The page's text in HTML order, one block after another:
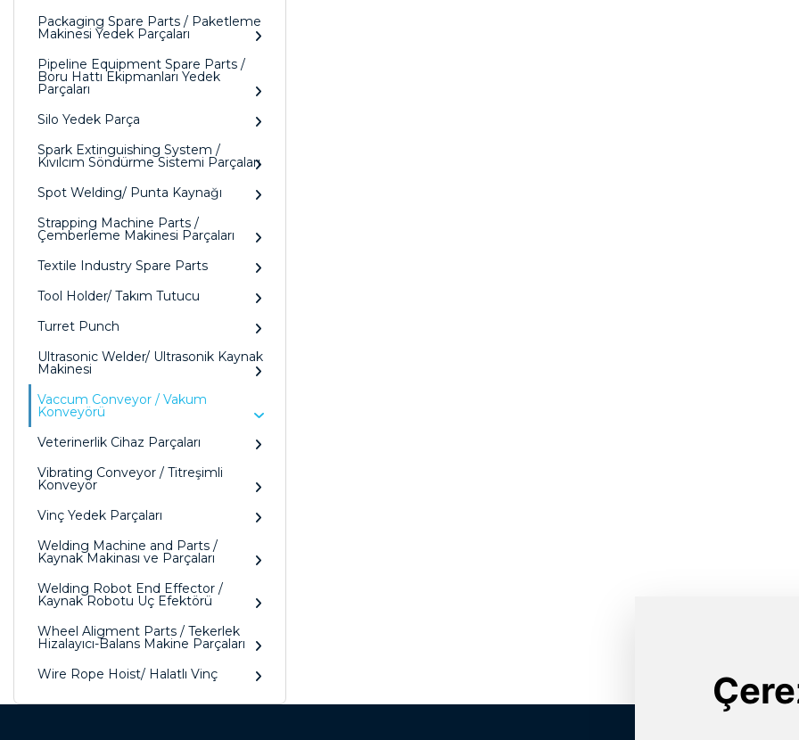
Packaging Spare Parts / Paketleme
Makinesi Yedek Parçaları
Pipeline Equipment Spare Parts /
Boru Hattı Ekipmanları Yedek
Parçaları
Silo Yedek Parça
Spark Extinguishing System /
Kıvılcım Söndürme Sistemi Parçaları
Spot Welding/ Punta Kaynağı
Strapping Machine Parts /
Çemberleme Makinesi Parçaları
Textile Industry Spare Parts
Tool Holder/ Takım Tutucu
Turret Punch
Ultrasonic Welder/ Ultrasonik Kaynak
Makinesi
Vaccum Conveyor / Vakum
Konveyörü
Veterinerlik Cihaz Parçaları
Vibrating Conveyor / Titreşimli
Konveyör
Vinç Yedek Parçaları
Welding Machine and Parts /
Kaynak Makinası ve Parçaları
Welding Robot End Effector /
Kaynak Robotu Uç Efektörü
Wheel Aligment Parts / Tekerlek
Hizalayıcı-Balans Makine Parçaları
Wire Rope Hoist/ Halatlı Vinç